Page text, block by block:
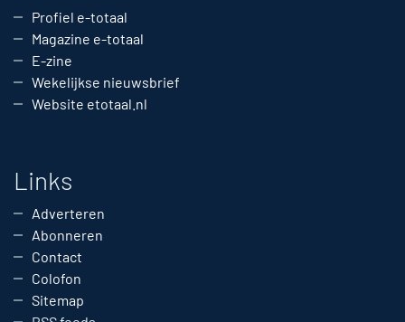
Profiel e-totaal
Magazine e-totaal
E-zine
Wekelijkse nieuwsbrief
Website etotaal.nl
Links
Adverteren
Abonneren
Contact
Colofon
Sitemap